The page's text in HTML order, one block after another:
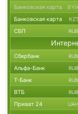
Банковская карта BYN
Банковская карта KZT
СБП RUB
Сбербанк RUB
Альфа-Банк RUB
Т-Банк RUB
ВТБ RUB
Приват 24 UAH